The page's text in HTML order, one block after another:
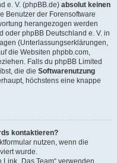
e. V. (phpBB.de) absolut keinen
Benutzer der Forensoftware
herangezogen werden
oder phpBB Deutschland e. V. in
(Unterlassungserklärungen,
die Websiten phpbb.com,
Falls du phpBB Limited
die die Softwarenutzung
höchstens eine knappe
kontaktieren?
nutzen, wenn die
wurde.
„Das Team“ verwenden.